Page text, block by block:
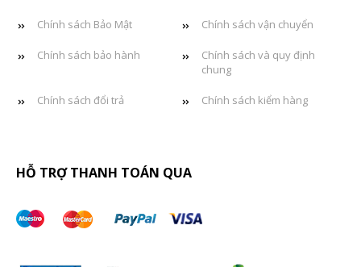
Chính sách Bảo Mật Chính sách vận chuyển
Chính sách bảo hành
Chính sách và quy định
chung
Chính sách đổi trả Chính sách kiểm hàng
HỖ TRỢ THANH TOÁN QUA